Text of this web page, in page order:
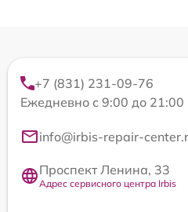
+7 (831) 231-09-76
Ежедневно с 9:00 до 21:00
info@irbis-repair-
Проспект Ленина, 33
Адрес сервисного центра Irbis